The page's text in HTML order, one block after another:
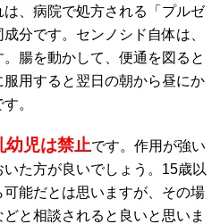
は、病院で処方される「プルゼ
分です。センノシド自体は、
。腸を動かして、便通を図ると
用すると翌日の朝から昼にか
。
幼児は禁止です。作用が強い
た方が良いでしょう。15歳以
可能だとは思いますが、その場
と相談されると良いと思いま